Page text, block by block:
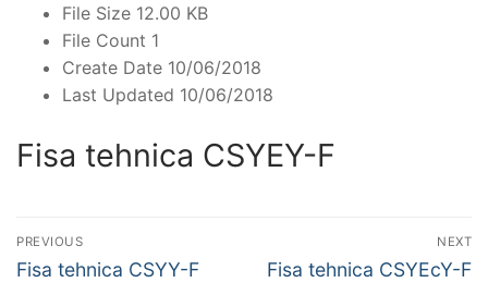
File Size 12.00 KB
File Count 1
Create Date 10/06/2018
Last Updated 10/06/2018
Fisa tehnica CSYEY-F
Navigare
în
PREVIOUS
Previous
Fisa tehnica CSYY-F
NEXT
Next
Fisa tehnica CSYEcY-F